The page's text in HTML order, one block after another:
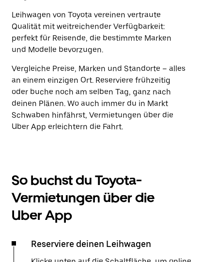
Leihwagen von Toyota vereinen vertraute
Qualität mit weitreichender Verfügbarkeit:
perfekt für Reisende, die bestimmte Marken
und Modelle bevorzugen.
Vergleiche Preise, Marken und Standorte – alles
an einem einzigen Ort. Reserviere frühzeitig
oder buche noch am selben Tag, ganz nach
deinen Plänen. Wo auch immer du in Markt
Schwaben hinfährst, Vermietungen über die
Uber App erleichtern die Fahrt.
So buchst du Toyota-
Vermietungen über die
Uber App
Reserviere deinen Leihwagen